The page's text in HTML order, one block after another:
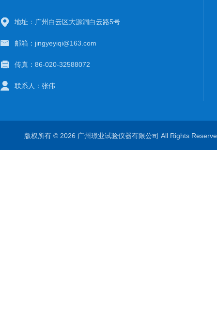
地址：广州白云区大源洞白云路5号
邮箱：jingyeyiqi@163.com
传真：86-020-32588072
联系人：张伟
版权所有 © 2026 广州璟业试验仪器有限公司 All Rights